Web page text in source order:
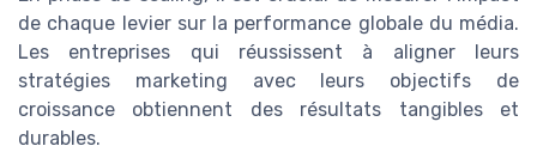
de chaque levier sur la performance globale du média.
Les entreprises qui réussissent à aligner leurs
stratégies marketing avec leurs objectifs de
croissance obtiennent des résultats tangibles et
durables.